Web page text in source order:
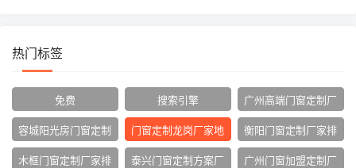
热门标签
免费 搜索引擎
广州高端门窗定制厂
家
容城阳光房门窗定制
厂家
门窗定制龙岗厂家地
址
衡阳门窗定制厂家排
名
木框门窗定制厂家排
泰兴门窗定制方案厂
广州门窗加盟定制厂